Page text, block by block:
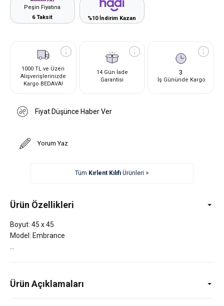
Peşin Fiyatına
6 Taksit
%10 İndirim Kazan
1000 TL ve Üzeri
Alışverişlerinizde
Kargo BEDAVA!
14 Gün İade
Garantisi
3
İş Gününde Kargo
Fiyat Düşünce Haber Ver
Yorum Yaz
Tüm Kırlent KılıfıÜrünleri >
Ürün Özellikleri
Boyut: 45 x 45
Model: Embrance
Ürün Açıklamaları